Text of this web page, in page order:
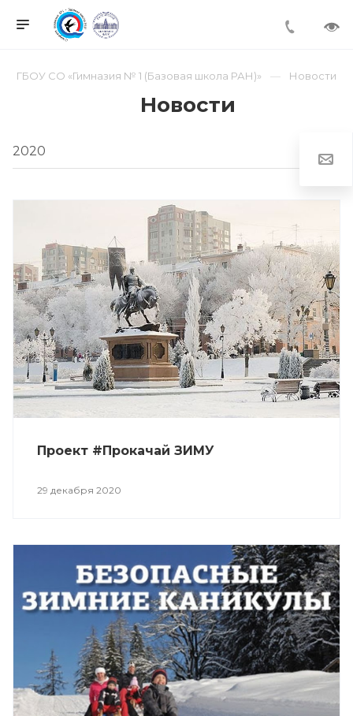
ГБОУ СО «Гимназия № 1 (Базовая школа РАН)» Новости
Новости
Проект #Прокачай ЗИМУ
29 декабря 2020